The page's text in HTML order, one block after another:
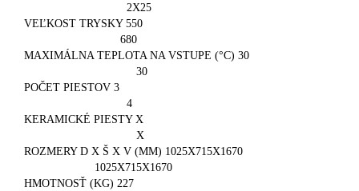
2X25
VEĽKOST TRYSKY 550
680
MAXIMÁLNA TEPLOTA NA VSTUPE (°C) 30
30
POČET PIESTOV 3
4
KERAMICKÉ PIESTY X
X
ROZMERY D X Š X V (MM) 1025X715X1670
1025X715X1670
HMOTNOSŤ (KG) 227